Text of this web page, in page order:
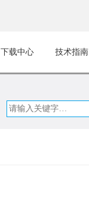
下载中心 技术指南